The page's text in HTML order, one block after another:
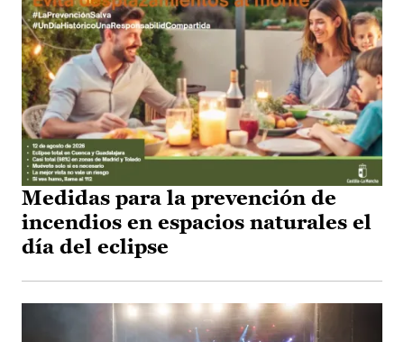
Medidas para la prevención de
incendios en espacios naturales el
día del eclipse